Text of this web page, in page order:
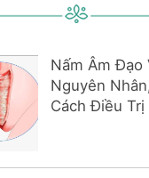
Nấm Âm Đạo
Nguyên
Cách Điều Trị